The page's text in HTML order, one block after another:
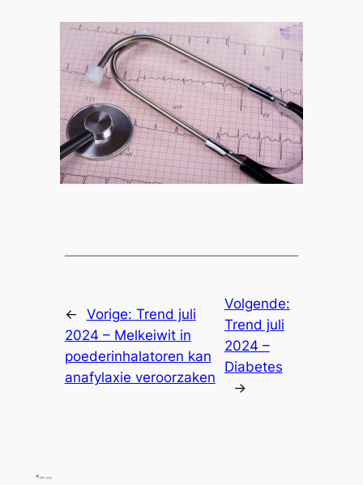
← Vorige: Trend juli
2024 – Melkeiwit in
poederinhalatoren kan
anafylaxie veroorzaken
Volgende:
Trend juli
2024 –
Diabetes
→